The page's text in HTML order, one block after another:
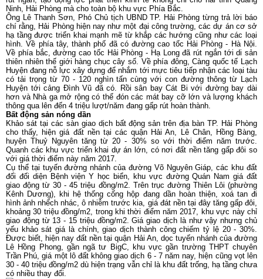
Ninh, Hải Phòng mà cho toàn bộ khu vực Phía Bắc.
Ông Lê Thanh Sơn, Phó Chủ tịch UBND TP. Hải Phòng từng trả lời báo
chí rằng, Hải Phòng hiện nay như một đại công trường, các dự án cơ sở
hạ tầng được triển khai mạnh mẽ từ khắp các hướng cũng như các loại
hình. Về phía tây, thành phố đã có đường cao tốc Hải Phòng - Hà Nội.
Về phía bắc, đường cao tốc Hải Phòng - Hạ Long đã rút ngắn tới di sản
thiên nhiên thế giới hàng chục cây số. Về phía đông, Càng quốc tế Lạch
Huyện đang nỗ lực xây dựng để nhắm tới mực tiêu tiếp nhận các loại tàu
có tải trọng từ 70 - 120 nghìn tấn cùng với con đường thông từ Lạch
Huyện tới cảng Đình Vũ đã có. Rồi sân bay Cát Bi với đường bay dài
hơn và Nhà ga mở rộng có thể đón các mát bay cỡ lớn và lượng khách
thông qua lên đến 4 triệu lượt/năm đang gấp rút hoàn thành.
Bất động sản nóng dần
Khảo sát tại các sàn giao dịch bất động sản trên địa bàn TP. Hải Phòng
cho thấy, hiện giá đất nền tại các quận Hải An, Lê Chân, Hồng Bàng,
huyện Thuỷ Nguyên tăng từ 20 - 30% so với thời điểm năm trước.
Quanh các khu vực triển khai dự án lớn, có nơi đất nền tăng gấp đôi so
với giá thời điểm này năm 2017.
Cụ thể tại tuyến đường nhánh của đường Võ Nguyên Giáp, các khu đất
đối đối diện Bệnh viện Y học biển, khu vực đường Quán Nam giá đất
giao động từ 30 - 45 triệu đồng/m2. Trên trục đường Thiên Lôi (phường
Kênh Dương), khi hệ thống cống hộp đang dần hoàn thiện, xoá tan đi
hình ảnh nhếch nhác, ô nhiễm trước kia, giá đát nền tại đây tăng gấp đôi,
khoảng 30 triệu đồng/m2, trong khi thời điểm năm 2017, khu vực này chỉ
giao động từ 13 - 15 triệu đồng/m2. Giá giao dịch là như vậy nhưng chủ
yếu khảo sát giá là chính, giao dịch thành công chiếm tỷ lệ 20 - 30%.
Được biết, hiện nay đất nền tại quận Hải An, dọc tuyến nhánh của đường
Lê Hồng Phong, gần ngã tư BigC, khu vực gần trường THPT chuyên
Trần Phú, giá một lô đất không giao dịch 6 - 7 năm nay, hiện cũng vọt lên
30 - 40 triệu đồng/m2 dù hiện trạng vẫn chỉ là khu đất trống, hạ tầng chưa
có nhiều thay đổi.